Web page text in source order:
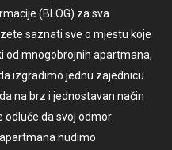
(BLOG) za sva
saznati sve o mjestu koje
od mnogobrojnih apartmana,
izgradimo jednu zajednicu
na brz i jednostavan način
odluče da svoj odmor
nudimo